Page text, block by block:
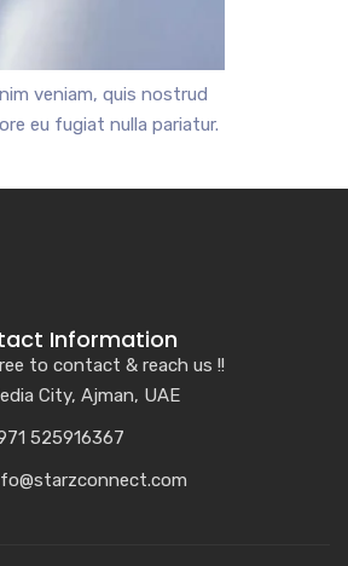
veniam, quis nostrud
eu fugiat nulla pariatur.
Information
to contact & reach us !!
City, Ajman, UAE
525916367